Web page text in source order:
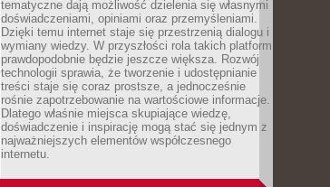
tematyczne dają możliwość dzielenia się własnymi
doświadczeniami, opiniami oraz przemyśleniami.
Dzięki temu internet staje się przestrzenią dialogu i
wymiany wiedzy. W przyszłości rola takich platform
prawdopodobnie będzie jeszcze większa. Rozwój
technologii sprawia, że tworzenie i udostępnianie
treści staje się coraz prostsze, a jednocześnie
rośnie zapotrzebowanie na wartościowe informacje.
Dlatego właśnie miejsca skupiające wiedzę,
doświadczenie i inspirację mogą stać się jednym z
najważniejszych elementów współczesnego
internetu.